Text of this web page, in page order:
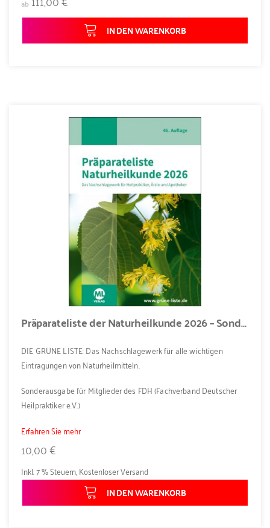
ab
IN DEN WARENKORB
Präparateliste der Naturheilkunde 2026 – Sonderausgabe für FDH-Mitglieder
DIE GRÜNE LISTE: Das Nachschlagewerk für alle wichtigen
Eintragungen von Naturheilmitteln.
Sonderausgabe für Mitglieder des FDH (Fachverband Deutscher
Heilpraktiker e.V.)
Erfahren Sie mehr
10,00 €
Inkl. 7 % Steuern,Kostenloser Versand
IN DEN WARENKORB